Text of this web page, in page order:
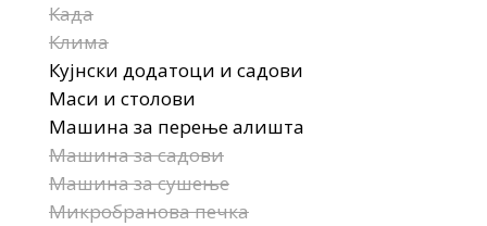
Када
Клима
Кујнски додатоци и садови
Маси и столови
Машина за перење алишта
Машина за садови
Машина за сушење
Микробранова печка